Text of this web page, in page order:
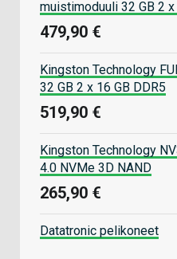
muistimoduuli 32 GB 2
479,90 €
Kingston Technology
32 GB 2 x 16 GB DDR5
519,90 €
Kingston Technology
4.0 NVMe 3D NAND
265,90 €
Datatronic pelikoneet